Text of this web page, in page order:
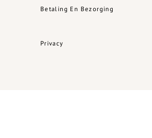
Betaling En Bezorging
Privacy